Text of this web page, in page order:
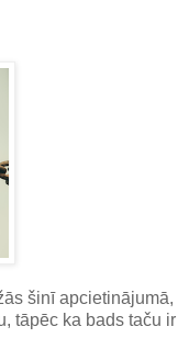
šinī apcietinājumā,
tāpēc ka bads taču ir